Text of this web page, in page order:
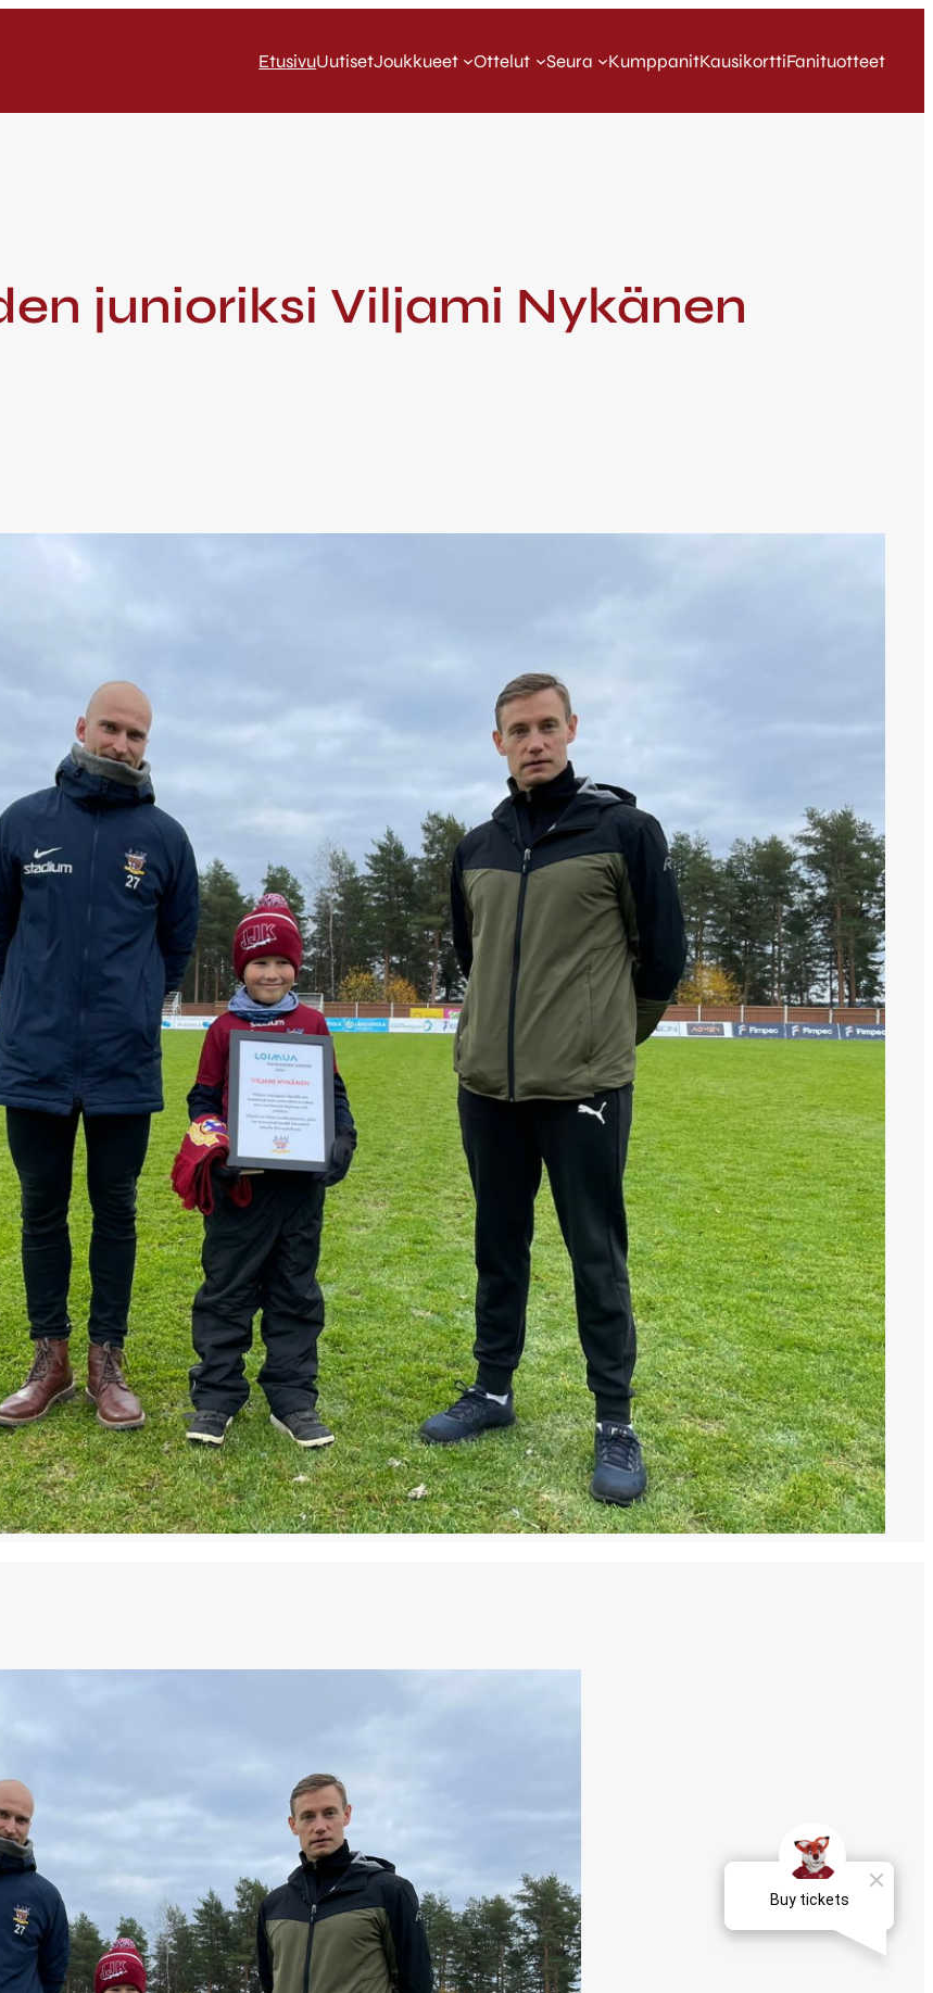
EtusivuUutisetJoukkueet Ottelut Seura KumppanitKausikorttiFanituotteet
junioriksi Viljami Nykänen